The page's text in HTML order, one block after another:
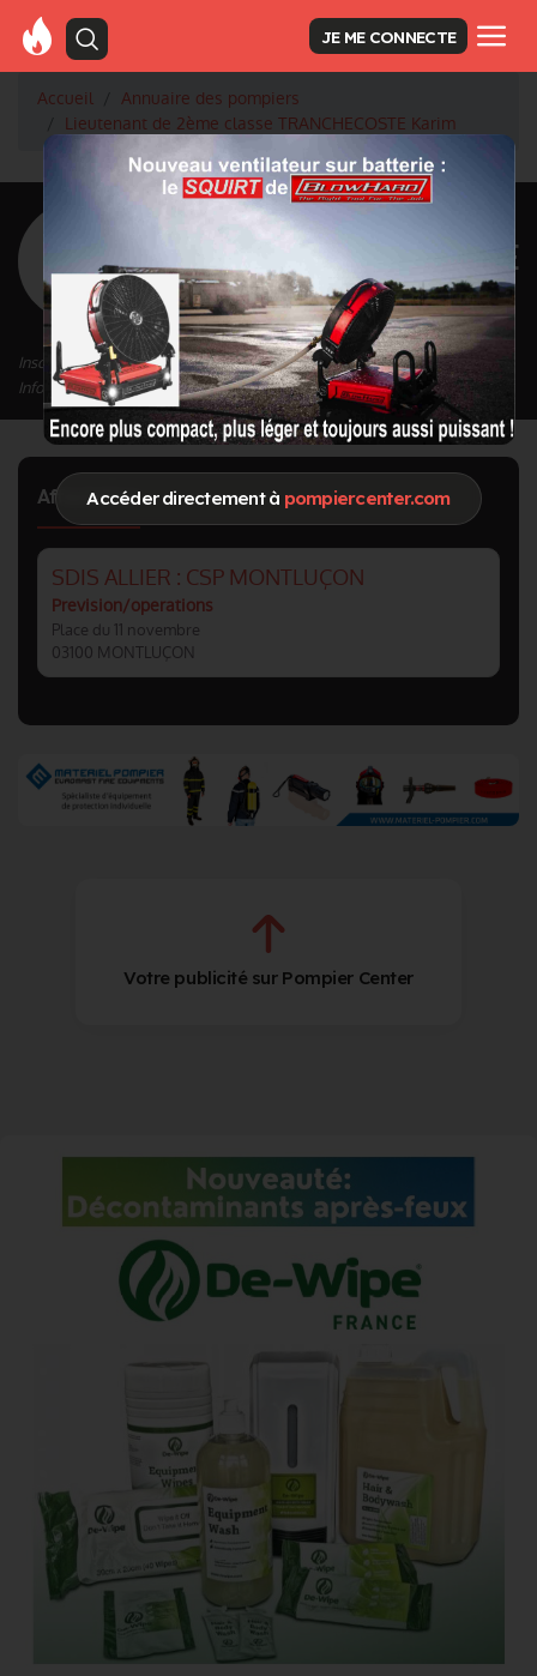
Accéder directement à pompiercenter.com
JE ME CONNECTE
Accueil
Annuaire des pompiers
Lieutenant de 2ème classe TRANCHECOSTE Karim
Retour à la liste des pompiers
TRANCHECOSTE
Karim
Grade : Lieutenant de 2ème classe
Inscrit depuis le 23/04/2024 à 10:37
Informations mises à jour le 23/04/2024 à 15:50
Affectation
SDIS ALLIER : CSP MONTLUÇON
Prevision/operations
Place du 11 novembre
03100 MONTLUÇON
Votre publicité sur Pompier Center